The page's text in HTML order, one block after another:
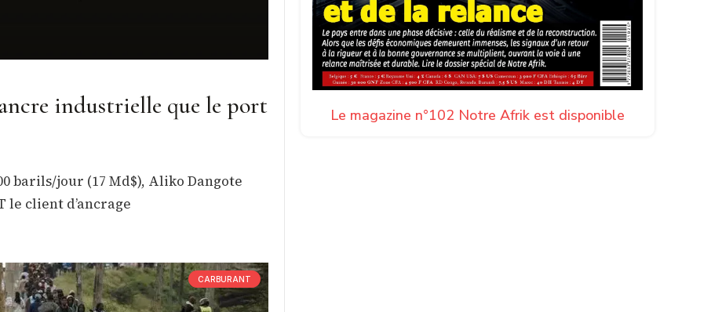
industrielle que le port
barils/jour (17 Md$), Aliko Dangote
le client d’ancrage
CARBURANT
Le magazine n°102 Notre Afrik est disponible